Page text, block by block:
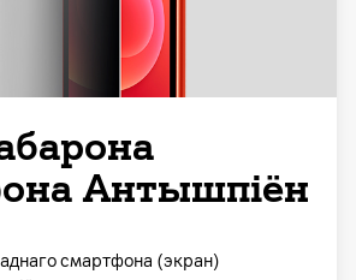
Антышпіён
смартфона (экран)